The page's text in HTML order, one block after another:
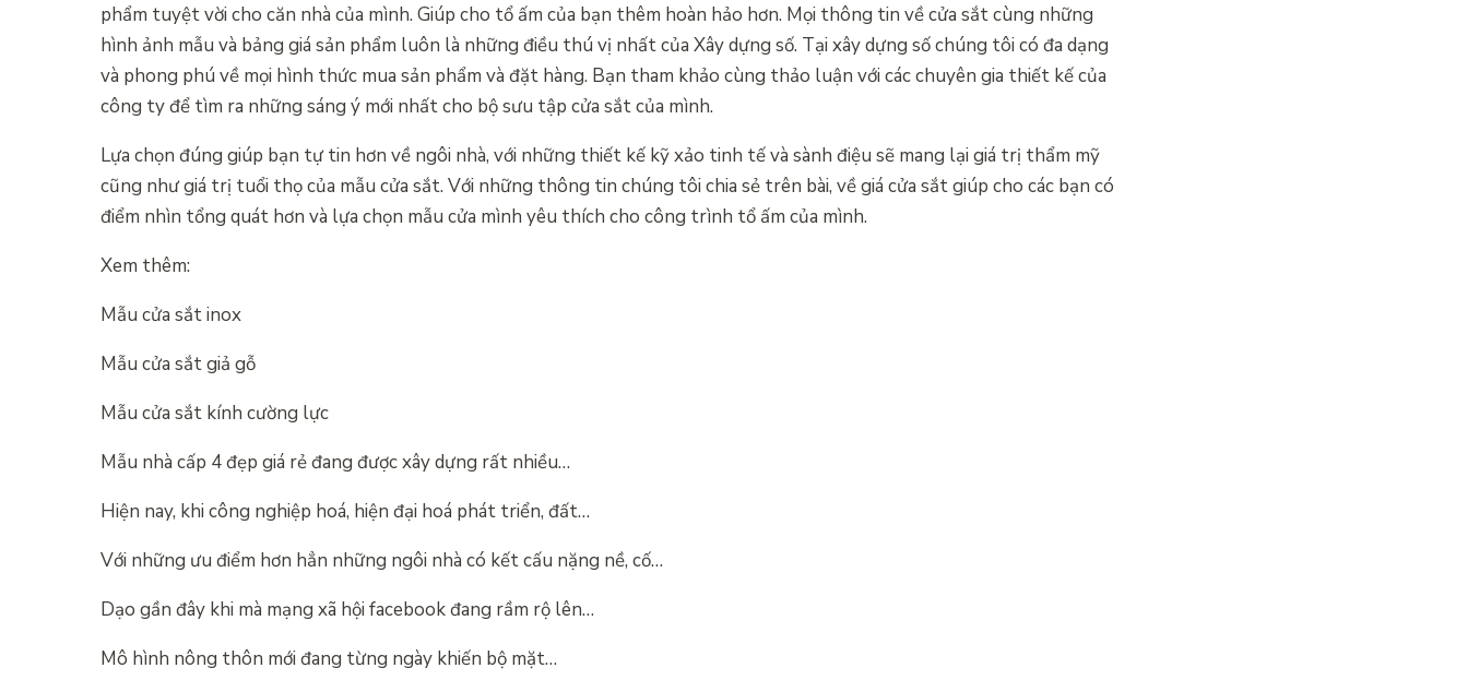
phẩm tuyệt vời cho căn nhà của mình. Giúp cho tổ ấm của bạn thêm hoàn hảo hơn. Mọi thông tin về cửa sắt cùng những
hình ảnh mẫu và bảng giá sản phẩm luôn là những điều thú vị nhất của Xây dựng số. Tại xây dựng số chúng tôi có đa dạng
và phong phú về mọi hình thức mua sản phẩm và đặt hàng. Bạn tham khảo cùng thảo luận với các chuyên gia thiết kế của
công ty để tìm ra những sáng ý mới nhất cho bộ sưu tập cửa sắt của mình.
Lựa chọn đúng giúp bạn tự tin hơn về ngôi nhà, với những thiết kế kỹ xảo tinh tế và sành điệu sẽ mang lại giá trị thẩm mỹ
cũng như giá trị tuổi thọ của mẫu cửa sắt. Với những thông tin chúng tôi chia sẻ trên bài, về giá cửa sắt giúp cho các bạn có
điểm nhìn tổng quát hơn và lựa chọn mẫu cửa mình yêu thích cho công trình tổ ấm của mình.
Xem thêm:
Mẫu cửa sắt inox
Mẫu cửa sắt giả gỗ
Mẫu cửa sắt kính cường lực
Mẫu nhà cấp 4 đẹp giá rẻ đang được xây dựng rất nhiều…
Hiện nay, khi công nghiệp hoá, hiện đại hoá phát triển, đất…
Với những ưu điểm hơn hẳn những ngôi nhà có kết cấu nặng nề, cố…
Dạo gần đây khi mà mạng xã hội facebook đang rầm rộ lên…
Mô hình nông thôn mới đang từng ngày khiến bộ mặt…